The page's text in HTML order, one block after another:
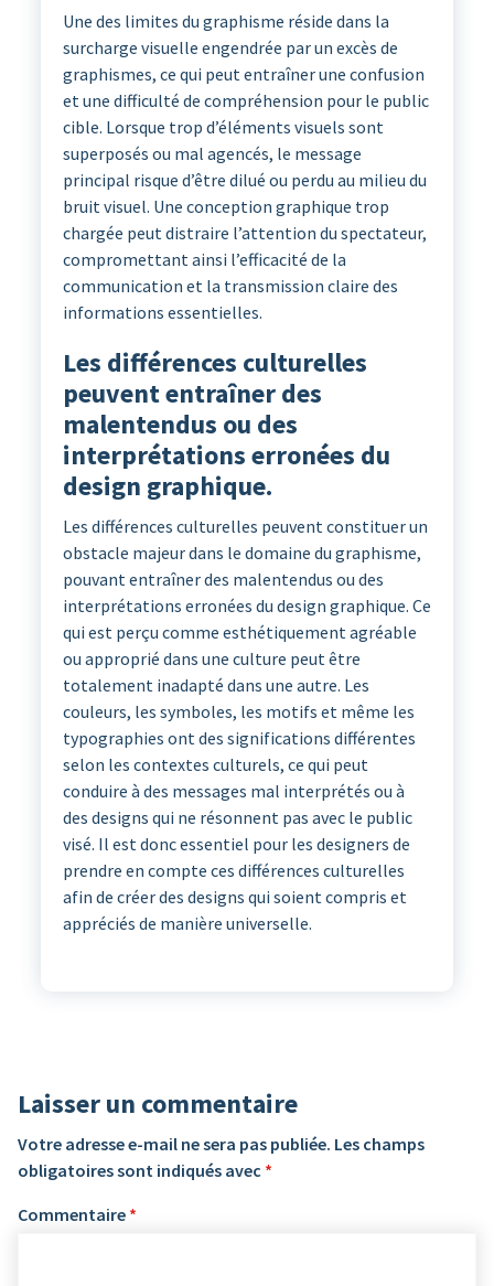
Une des limites du graphisme réside dans la
surcharge visuelle engendrée par un excès de
graphismes, ce qui peut entraîner une confusion
et une difficulté de compréhension pour le public
cible. Lorsque trop d’éléments visuels sont
superposés ou mal agencés, le message
principal risque d’être dilué ou perdu au milieu du
bruit visuel. Une conception graphique trop
chargée peut distraire l’attention du spectateur,
compromettant ainsi l’efficacité de la
communication et la transmission claire des
informations essentielles.
Les différences culturelles
peuvent entraîner des
malentendus ou des
interprétations erronées du
design graphique.
Les différences culturelles peuvent constituer un
obstacle majeur dans le domaine du graphisme,
pouvant entraîner des malentendus ou des
interprétations erronées du design graphique. Ce
qui est perçu comme esthétiquement agréable
ou approprié dans une culture peut être
totalement inadapté dans une autre. Les
couleurs, les symboles, les motifs et même les
typographies ont des significations différentes
selon les contextes culturels, ce qui peut
conduire à des messages mal interprétés ou à
des designs qui ne résonnent pas avec le public
visé. Il est donc essentiel pour les designers de
prendre en compte ces différences culturelles
afin de créer des designs qui soient compris et
appréciés de manière universelle.
Laisser un commentaire
Votre adresse e-mail ne sera pas publiée. Les champs
obligatoires sont indiqués avec *
Commentaire *